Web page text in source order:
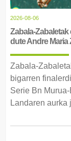
2026-08-06
Zabala-Zabaletak
dute Andre Maria
Zabala-
bigarren
Serie Bn
Landaren aurka